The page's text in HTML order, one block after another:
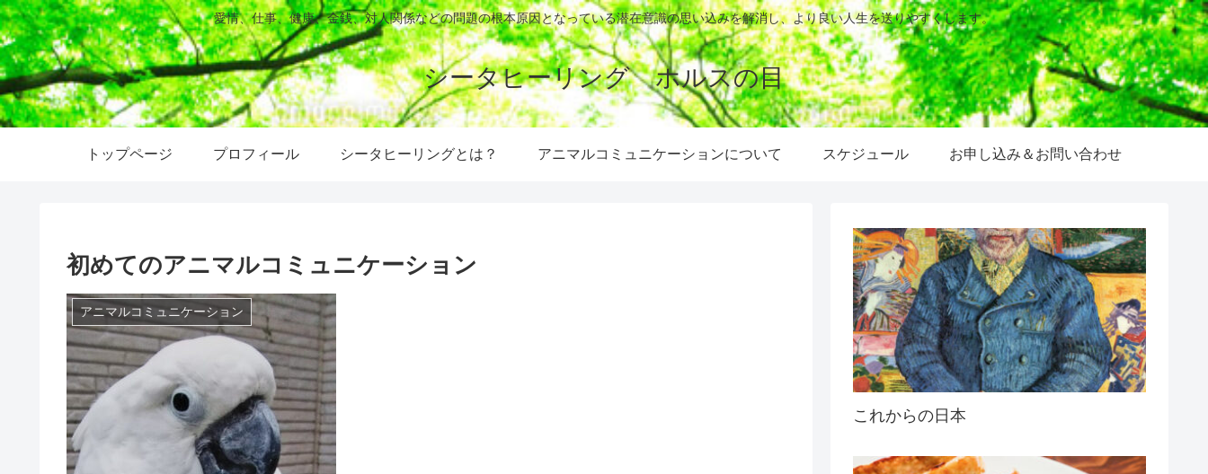
愛情、仕事、健康、金銭、対人関係などの問題の根本原因となっている潜在意識の思い込みを解消し、より良い人生を送りやすくします。
シータヒーリング ホルスの目
トップページ プロフィール シータヒーリングとは？ アニマルコミュニケーションについて スケジュール お申し込み＆お問い合わせ
初めてのアニマルコミュニケーション
アニマルコミュニケーション
これからの日本